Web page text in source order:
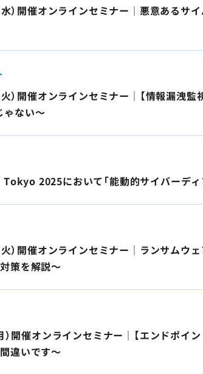
）開催オンラインセミナー｜悪意あるサ
）開催オンラインセミナー｜【情報漏洩
ゃない～
2025において「能動的サイバーデ
）開催オンラインセミナー｜ランサムウ
策を解説～
）開催オンラインセミナー｜【エンドポイ
違いです～